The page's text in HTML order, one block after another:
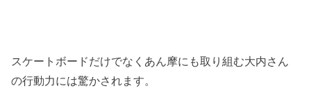
スケートボードだけでなくあん摩にも取り組む大内さん
の行動力には驚かされます。